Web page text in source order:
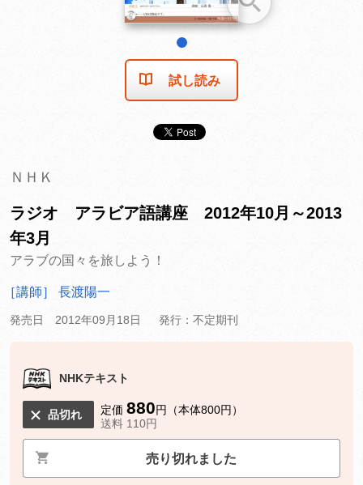
試し読み
ＮＨＫ
ラジオ アラビア語講座 2012年10月～2013
年3月
アラブの国々を旅しよう！
［講師］ 長渡陽一
発売日 2012年09月18日 発行：不定期刊
NHKテキスト
品切れ 定価 880円（本体800円）
送料 110円
売り切れました